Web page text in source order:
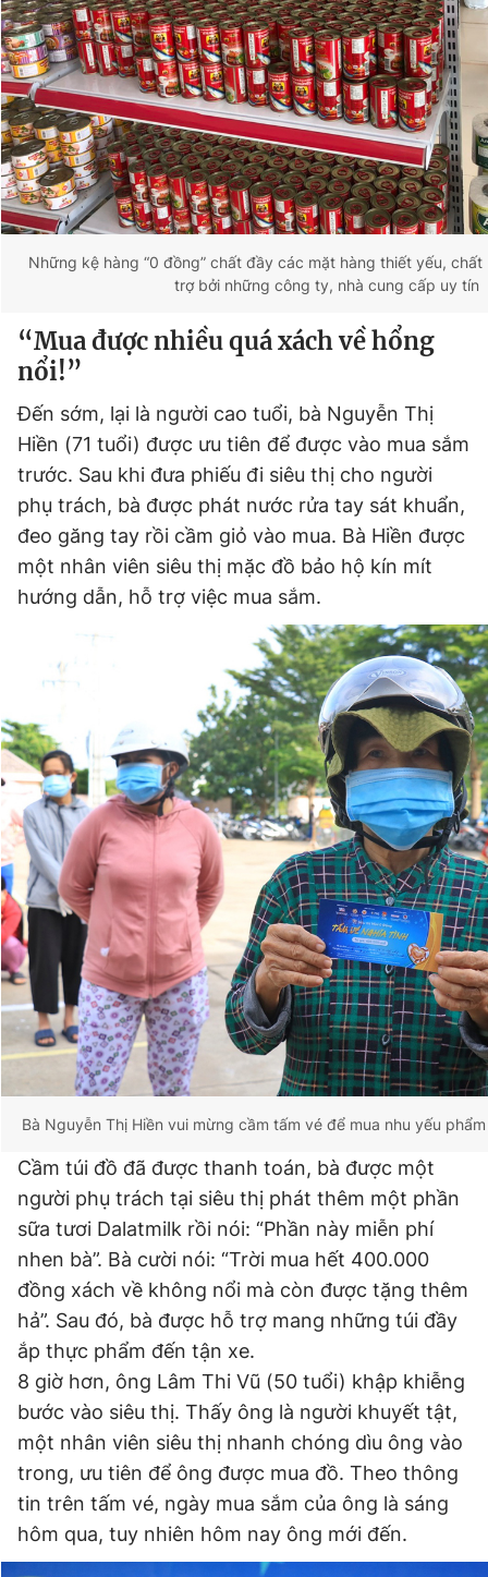
Tổng biên tập: Nguyễn Ngọc Toàn
Phó tổng biên tập thường trực: Hải Thành
Phó tổng biên tập: Lâm Hiếu Dũng
Phó tổng biên tập: Trần Việt Hưng
Tổng thư ký tòa soạn: Đức Trung
Giấy phép xuất bản số 110/GP - BTTTT cấp ngày 24.3.2020
© 2003-2026 Bản quyền thuộc về Báo Thanh Niên. Cấm sao
chép dưới mọi hình thức nếu không có sự chấp thuận bằng văn
bản. Phát triển bởi ePi Technologies, JSC.
Những kệ hàng “0 đồng” chất đầy các mặt hàng thiết yếu,
trợ bởi những công ty, nhà cung cấp uy tín
“Mua được nhiều quá xách về hổng
nổi!”
Đến sớm, lại là người cao tuổi, bà Nguyễn Thị
Hiền (71 tuổi) được ưu tiên để được vào mua sắm
trước. Sau khi đưa phiếu đi siêu thị cho người
phụ trách, bà được phát nước rửa tay sát khuẩn,
đeo găng tay rồi cầm giỏ vào mua. Bà Hiền được
một nhân viên siêu thị mặc đồ bảo hộ kín mít
hướng dẫn, hỗ trợ việc mua sắm.
Bà Nguyễn Thị Hiền vui mừng cầm tấm vé để mua nhu yếu
Cầm túi đồ đã được thanh toán, bà được một
người phụ trách tại siêu thị phát thêm một phần
sữa tươi Dalatmilk rồi nói: “Phần này miễn phí
nhen bà”. Bà cười nói: “Trời mua hết 400.000
đồng xách về không nổi mà còn được tặng thêm
hả”. Sau đó, bà được hỗ trợ mang những túi đầy
ắp thực phẩm đến tận xe.
8 giờ hơn, ông Lâm Thi Vũ (50 tuổi) khập khiễng
bước vào siêu thị. Thấy ông là người khuyết tật,
một nhân viên siêu thị nhanh chóng dìu ông vào
trong, ưu tiên để ông được mua đồ. Theo thông
tin trên tấm vé, ngày mua sắm của ông là sáng
hôm qua, tuy nhiên hôm nay ông mới đến.